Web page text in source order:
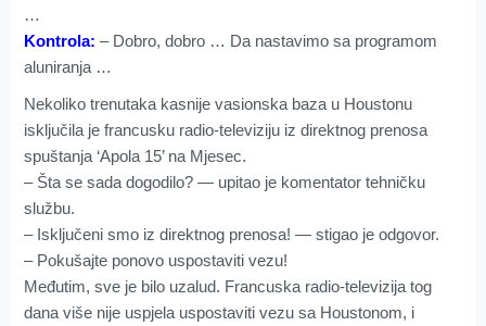
…
Kontrola: – Dobro, dobro … Da nastavimo sa programom
aluniranja …
Nekoliko trenutaka kasnije vasionska baza u Houstonu
isključila je francusku radio-televiziju iz direktnog prenosa
spuštanja ‘Apola 15’ na Mjesec.
– Šta se sada dogodilo? — upitao je komentator tehničku
službu.
– Isključeni smo iz direktnog prenosa! — stigao je odgovor.
– Pokušajte ponovo uspostaviti vezu!
Međutim, sve je bilo uzalud. Francuska radio-televizija tog
dana više nije uspjela uspostaviti vezu sa Houstonom, i